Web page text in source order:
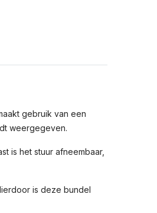
gebruik van een
weergegeven.
is het stuur afneembaar,
is deze bundel